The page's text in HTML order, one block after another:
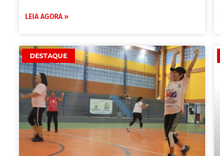
LEIA AGORA »
DESTAQUE